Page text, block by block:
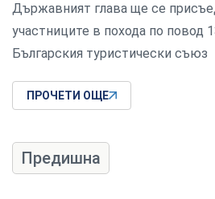
Държавният глава ще се
участниците в похода по повод
Българския туристически съюз
ПРОЧЕТИ ОЩЕ
Предишна